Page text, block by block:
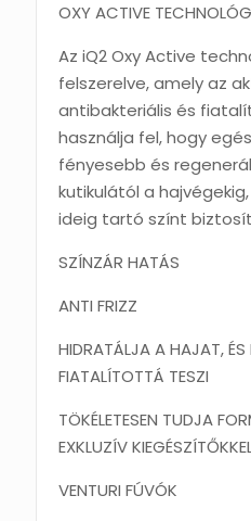
OXY ACTIVE
Az iQ2 Oxy Active
felszerelve, amely az
antibakteriális és
használja fel, hogy
fényesebb és
kutikulától a
ideig tartó színt
SZÍNZÁR HATÁS
ANTI FRIZZ
HIDRATÁLJA A HAJAT,
FIATALÍTOTTÁ TESZI
TÖKÉLETESEN TUDJA
EXKLUZÍV
VENTURI FÚVÓK